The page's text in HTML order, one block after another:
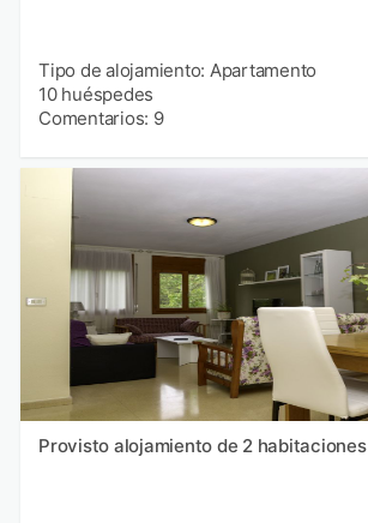
Tipo de alojamiento: Apartamento
10 huéspedes
Comentarios: 9
Provisto alojamiento de 2 habitaciones